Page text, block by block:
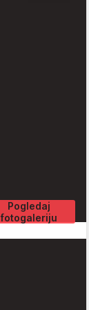
Pogledaj
fotogaleriju